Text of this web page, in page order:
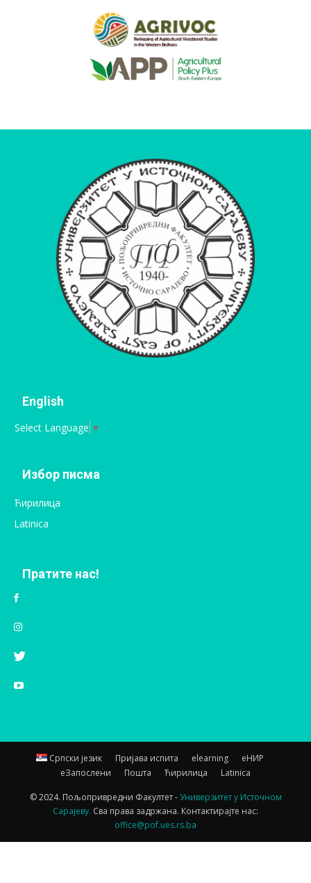
English
Select Language ▼
Избор писма
Ћирилица
Latinica
Пратите нас!
Српски језик Пријава испита elearning
еНИР
еЗапослени
Пошта Ћирилица Latinica
© 2024. Пољопривредни Факултет -Универзитет у Источном
Сарајеву. Сва права задржана. Контактирајте нас:
office@pof.ues.rs.ba